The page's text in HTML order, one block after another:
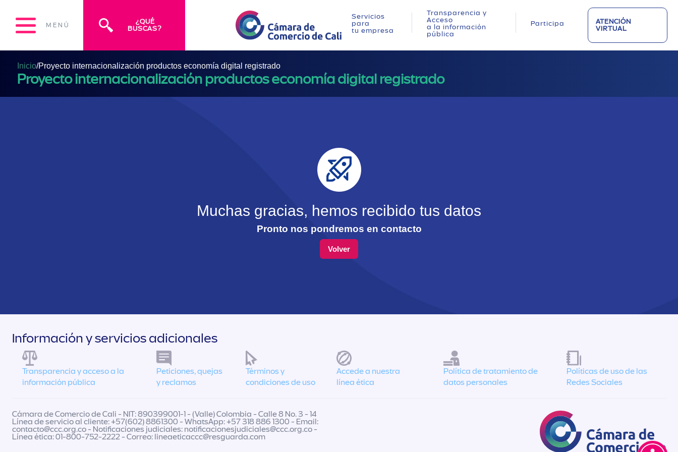
MENÚ
¿QUÉ
BUSCAS?
Servicios
para
tu empresa
Transparencia y
Acceso
a la información
pública
Participa
ATENCIÓN
VIRTUAL
Inicio/Proyecto internacionalización productos economía digital registrado
Proyecto internacionalización productos economía digital registrado
Muchas gracias, hemos recibido tus datos
Pronto nos pondremos en contacto
Volver
Información y servicios adicionales
Transparencia y acceso a la
información pública
Peticiones, quejas
y reclamos
Términos y
condiciones de uso
Accede a nuestra
línea ética
Política de tratamiento de
datos personales
Políticas de uso de las
Redes Sociales
Cámara de Comercio de Cali - NIT: 890399001-1 - (Valle) Colombia - Calle 8 No. 3 - 14
Línea de servicio al cliente: +57(602) 8861300 - WhatsApp: +57 318 886 1300 - Email:
contacto@ccc.org.co- Notificaciones judiciales: notificacionesjudiciales@ccc.org.co-
Línea ética: 01-800-752-2222 - Correo: lineaeticaccc@resguarda.com